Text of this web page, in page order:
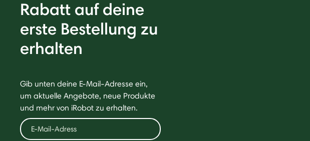
Rabatt auf deine
erste Bestellung zu
erhalten
Gib unten deine E-Mail-Adresse ein,
um aktuelle Angebote, neue Produkte
und mehr von iRobot zu erhalten.